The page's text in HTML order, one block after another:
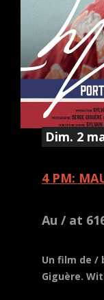
Dim. 2
4 PM:
Au / at
Un film de /
Giguère.